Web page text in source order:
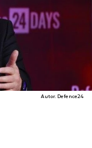
Autor. Defence24